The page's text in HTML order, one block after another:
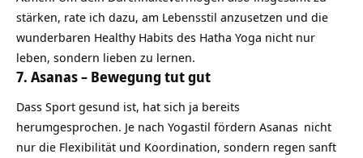
stärken, rate ich dazu, am Lebensstil anzusetzen und die
wunderbaren Healthy Habits des Hatha Yoga nicht nur
leben, sondern lieben zu lernen.
7. Asanas – Bewegung tut gut
Dass Sport gesund ist, hat sich ja bereits
herumgesprochen. Je nach Yogastil fördern Asanas nicht
nur die Flexibilität und Koordination, sondern regen sanft